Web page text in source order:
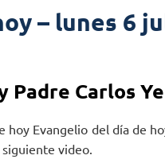
– lunes 6
Padre Carlos
hoy Evangelio del día de
video.